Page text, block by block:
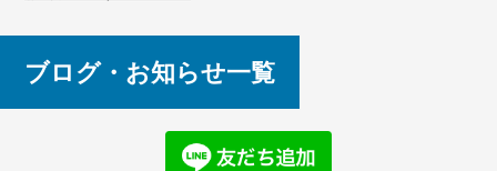
ブログ・お知らせ一覧